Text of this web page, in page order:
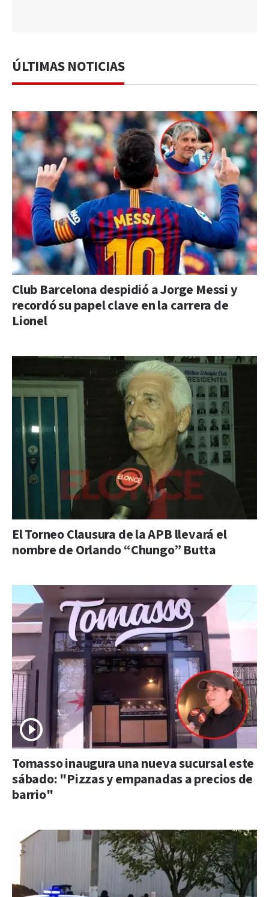
ÚLTIMAS NOTICIAS
Club Barcelona despidió a Jorge Messi y
recordó su papel clave en la carrera de
Lionel
El Torneo Clausura de la APB llevará el
nombre de Orlando “Chungo” Butta
Tomasso inaugura una nueva sucursal este
sábado: "Pizzas y empanadas a precios de
barrio"